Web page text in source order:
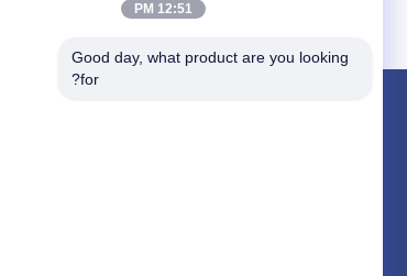
12:51 PM
Good day, what product are you looking
for?